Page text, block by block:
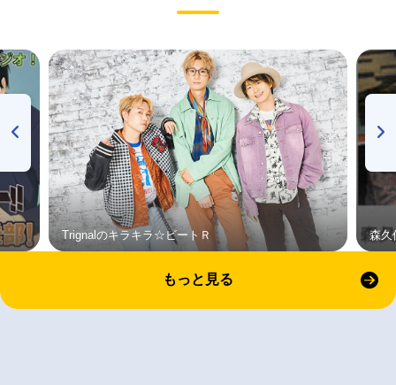
Trignalのキラキラ☆ビートＲ 森久
もっと見る